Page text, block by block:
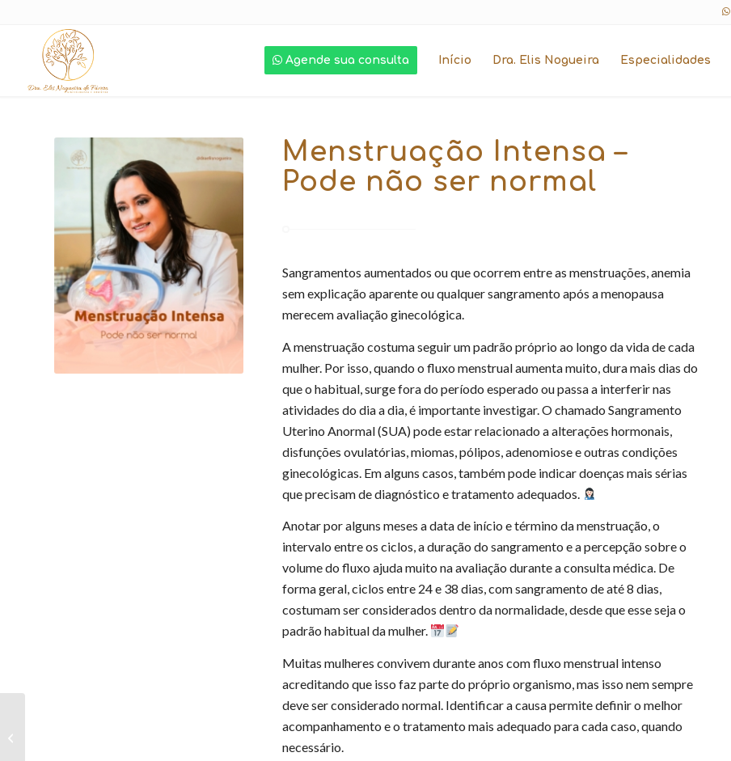
Agende sua consulta Início Dra. Elis Nogueira Especialidades
Menstruação Intensa –
Pode não ser normal
Sangramentos aumentados ou que ocorrem entre as menstruações, anemia
sem explicação aparente ou qualquer sangramento após a menopausa
merecem avaliação ginecológica.
A menstruação costuma seguir um padrão próprio ao longo da vida de cada
mulher. Por isso, quando o fluxo menstrual aumenta muito, dura mais dias do
que o habitual, surge fora do período esperado ou passa a interferir nas
atividades do dia a dia, é importante investigar. O chamado Sangramento
Uterino Anormal (SUA) pode estar relacionado a alterações hormonais,
disfunções ovulatórias, miomas, pólipos, adenomiose e outras condições
ginecológicas. Em alguns casos, também pode indicar doenças mais sérias
que precisam de diagnóstico e tratamento adequados.
Anotar por alguns meses a data de início e término da menstruação, o
intervalo entre os ciclos, a duração do sangramento e a percepção sobre o
volume do fluxo ajuda muito na avaliação durante a consulta médica. De
forma geral, ciclos entre 24 e 38 dias, com sangramento de até 8 dias,
costumam ser considerados dentro da normalidade, desde que esse seja o
padrão habitual da mulher.
Muitas mulheres convivem durante anos com fluxo menstrual intenso
acreditando que isso faz parte do próprio organismo, mas isso nem sempre
deve ser considerado normal. Identificar a causa permite definir o melhor
acompanhamento e o tratamento mais adequado para cada caso, quando
necessário.